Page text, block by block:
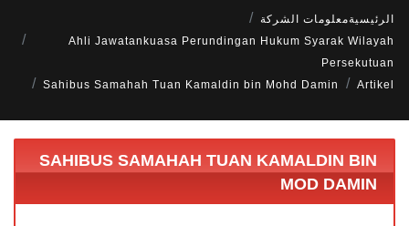
الرئيسيةمعلومات الشركة
Ahli Jawatankuasa Perundingan Hukum Syarak Wilayah
Persekutuan
Artikel
Sahibus Samahah Tuan Kamaldin bin Mohd Damin
SAHIBUS SAMAHAH TUAN KAMALDIN BIN
MOD DAMIN